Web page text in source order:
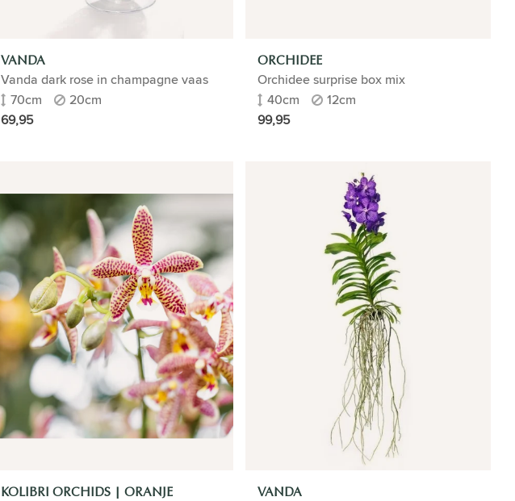
VANDA
Vanda dark rose in champagne vaas
70cm
20cm
69,95
ORCHIDEE
Orchidee surprise box mix
40cm
12cm
99,95
KOLIBRI ORCHIDS | ORANJE
VANDA